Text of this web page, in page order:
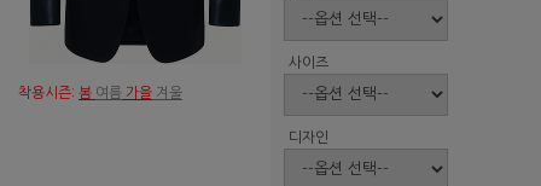
착용시즌: 봄 여름 가을 겨울
사이즈
디자인